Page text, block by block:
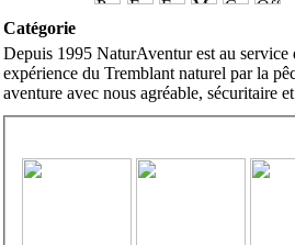
Catégorie
Depuis 1995 NaturAventur est au
expérience du Tremblant naturel par la
aventure avec nous agréable, sécuritaire